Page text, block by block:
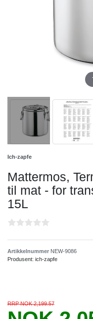
Ich-zapfe
Mattermos,
til mat - for
15L
Artikkelnummer NEW-9086
Produsent: ich-zapfe
RRP NOK 2,199.57